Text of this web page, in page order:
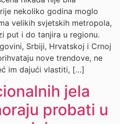
nekoliko godina moglo
velikih svjetskih metropola,
put i do tanjira u regionu.
Srbiji, Hrvatskoj i Crnoj
nove trendove, ne
im dajući vlastiti, […]
jela
probati u